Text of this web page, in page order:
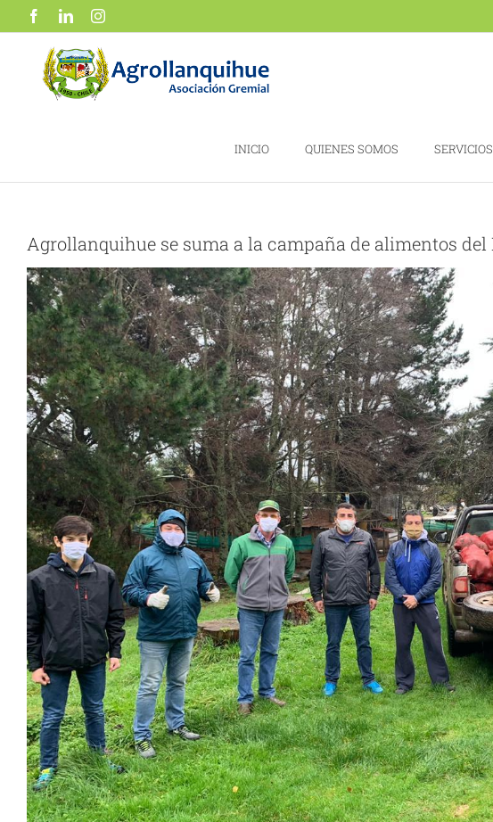
al
contenido
FacebookLinkedInInstagram
INICIO QUIENES SOMOS SERVICIOS
Agrollanquihue se suma a la campaña de alimentos del
Ver
imagen
más
grande